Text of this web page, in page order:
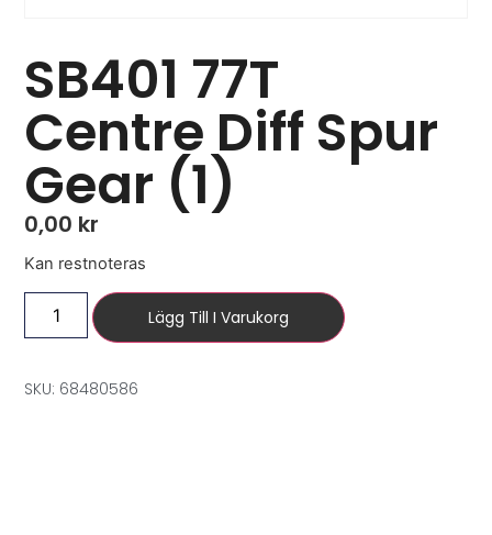
SB401 77T
Centre Diff Spur
Gear (1)
0,00 kr
Kan restnoteras
Lägg Till I Varukorg
SKU: 68480586